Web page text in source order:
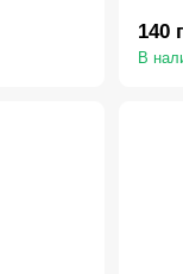
140
В